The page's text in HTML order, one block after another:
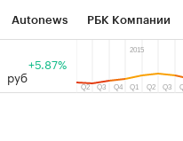
Autonews РБК Компании
Тренды
руб
+5.87%